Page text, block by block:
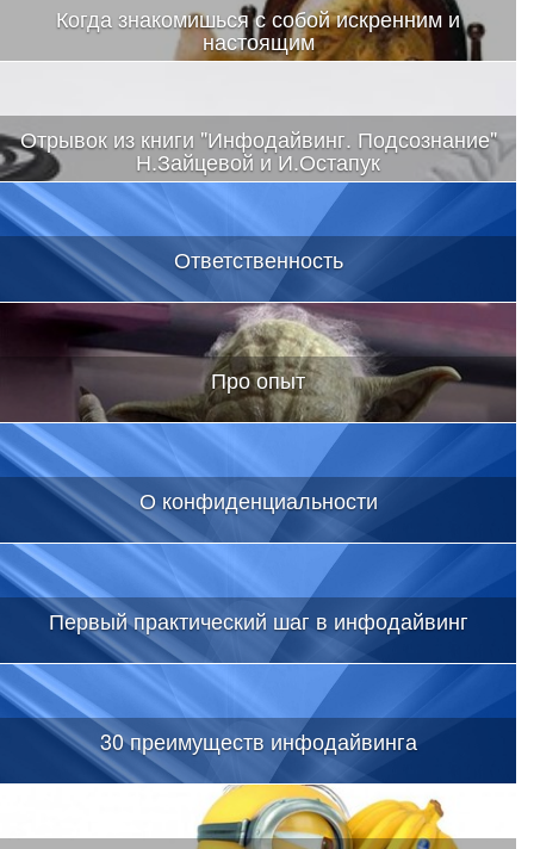
Когда знакомишься с собой искренним и
настоящим
Отрывок из книги "Инфодайвинг. Подсознание"
Н.Зайцевой и И.Остапук
Ответственность
Про опыт
О конфиденциальности
Первый практический шаг в инфодайвинг
30 преимуществ инфодайвинга